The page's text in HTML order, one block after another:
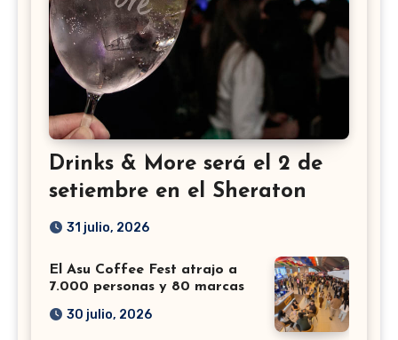
Drinks & More será el 2 de
setiembre en el Sheraton
31 julio, 2026
El Asu Coffee Fest atrajo a
7.000 personas y 80 marcas
30 julio, 2026